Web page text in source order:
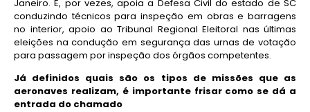
Janeiro. E, por vezes, apoia a Defesa Civil do estado de SC
conduzindo técnicos para inspeção em obras e barragens
no interior, apoio ao Tribunal Regional Eleitoral nas últimas
eleições na condução em segurança das urnas de votação
para passagem por inspeção dos órgãos competentes.
Já definidos quais são os tipos de missões que as
aeronaves realizam, é importante frisar como se dá a
entrada do chamado